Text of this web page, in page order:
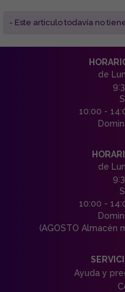
- Este articulo todavía no
de
10:00 -
de
10:00 -
(AGOSTO Almacén
Ayuda y